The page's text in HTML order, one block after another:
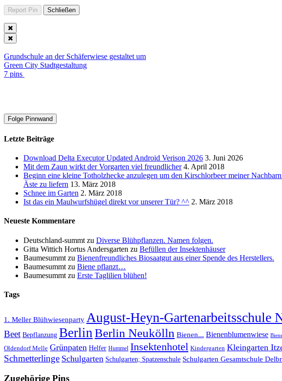
Grundschule an der Schäferwiese gestaltet um
Green City Stadtgestaltung
7 pins
Folge Pinnwand
Letzte Beiträge
Download Delta Executor Updated Android Verison 2026 3. Juni 2026
Mit dem Zaun wirkt der Vorgarten viel freundlicher 4. April 2018
Beginn eine kleine Totholzhecke anzulegen um den Kirschlorbeer meiner
Äste zu liefern 13. März 2018
Schnee im Garten 2. März 2018
Ist das ein Maulwurfshügel direkt vor unserer Tür? ^^ 2. März 2018
Neueste Kommentare
Deutschland-summt zu Diverse Blühpflanzen. Namen folgen.
Gitta Wittich Hortus Andersgarten zu Befüllen der Insektenhäuser
Baumesummt zu Bienenfreundliches Biosaatgut aus einer Spende des Herstellers.
Baumesummt zu Biene pflanzt…
Baumesummt zu Erste Taglilien blühen!
Tags
1. Meller Blühwiesenparty August-Heyn-Gartenarbeitsschule
Beet Bepflanzung BerlinBerlin Neukölln Bienen... Bienenblumenwiese
Oldendorf Melle Grünpaten Helfer Hummel Insektenhotel Kindergarten Kleingarten
Schmetterlinge Schulgarten Schulgarten; Spatzenschule Schulgarten Gesamtschule
Zugehörige Pins